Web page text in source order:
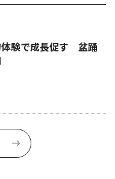
験で成長促す 盆踊